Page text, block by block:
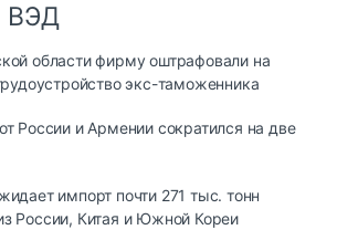
ВЭД
области фирму оштрафовали на
экс-таможенника
России и Армении сократился на две
импорт почти 271 тыс. тонн
России, Китая и Южной Кореи